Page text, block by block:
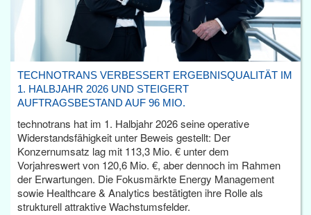
TECHNOTRANS VERBESSERT ERGEBNISQUALITÄT IM
1. HALBJAHR 2026 UND STEIGERT
AUFTRAGSBESTAND AUF 96 MIO.
technotrans hat im 1. Halbjahr 2026 seine operative
Widerstandsfähigkeit unter Beweis gestellt: Der
Konzernumsatz lag mit 113,3 Mio. € unter dem
Vorjahreswert von 120,6 Mio. €, aber dennoch im Rahmen
der Erwartungen. Die Fokusmärkte Energy Management
sowie Healthcare & Analytics bestätigten ihre Rolle als
strukturell attraktive Wachstumsfelder.